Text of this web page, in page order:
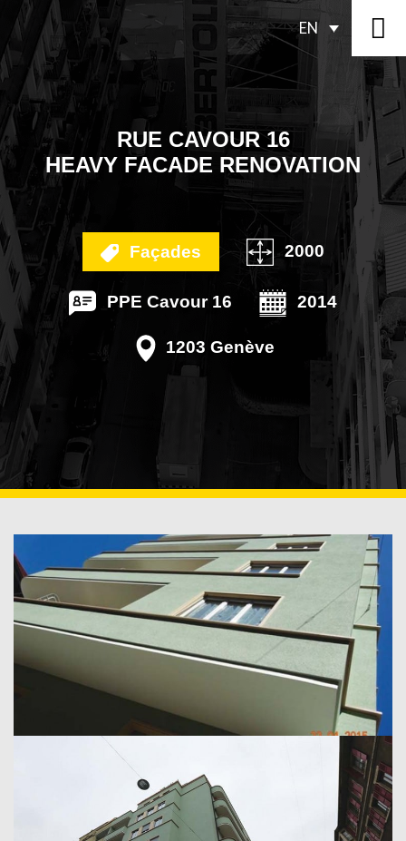
EN
RUE CAVOUR 16
HEAVY FACADE RENOVATION
Façades 2000
PPE Cavour 16 2014
1203 Genève